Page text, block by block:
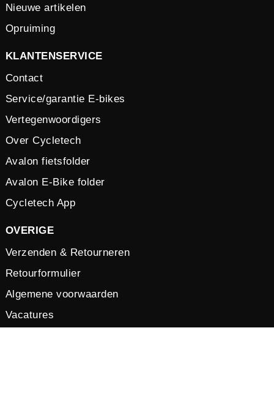
Nieuwe artikelen
Opruiming
KLANTENSERVICE
Contact
Service/garantie E-bikes
Vertegenwoordigers
Over Cycletech
Avalon fietsfolder
Avalon E-Bike folder
Cycletech App
OVERIGE
Verzenden & Retourneren
Retourformulier
Algemene voorwaarden
Vacatures